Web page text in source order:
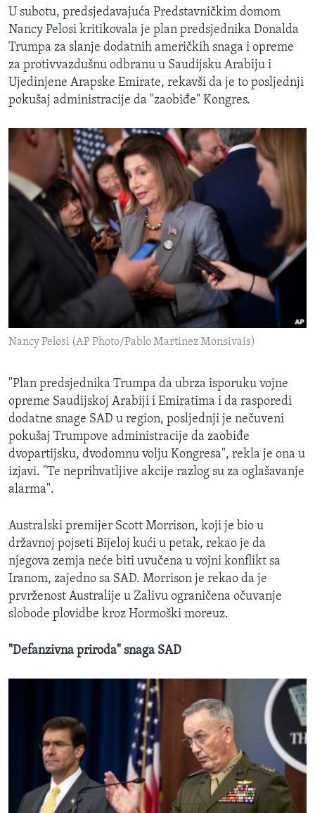
U subotu, predsjedavajuća Predstavničkim domom
Nancy Pelosi kritikovala je plan predsjednika Donalda
Trumpa za slanje dodatnih američkih snaga i opreme
za protivvazdušnu odbranu u Saudijsku Arabiju i
Ujedinjene Arapske Emirate, rekavši da je to posljednji
pokušaj administracije da "zaobiđe" Kongres.
Nancy Pelosi (AP Photo/Pablo Martinez Monsivais)
"Plan predsjednika Trumpa da ubrza isporuku vojne
opreme Saudijskoj Arabiji i Emiratima i da rasporedi
dodatne snage SAD u region, posljednji je nečuveni
pokušaj Trumpove administracije da zaobiđe
dvopartijsku, dvodomnu volju Kongresa", rekla je ona u
izjavi. "Te neprihvatljive akcije razlog su za oglašavanje
alarma".
Australski premijer Scott Morrison, koji je bio u
državnoj pojseti Bijeloj kući u petak, rekao je da
njegova zemja neće biti uvučena u vojni konflikt sa
Iranom, zajedno sa SAD. Morrison je rekao da je
prvrženost Australije u Zalivu ograničena očuvanje
slobode plovidbe kroz Hormoški moreuz.
"Defanzivna priroda" snaga SAD